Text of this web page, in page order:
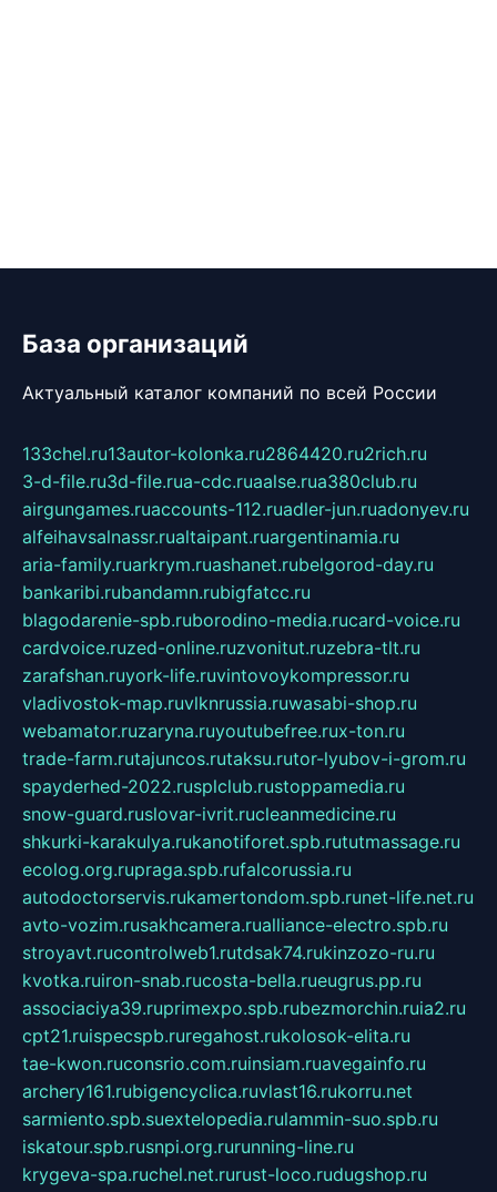
База организаций
Актуальный каталог компаний по всей России
133chel.ru13autor-kolonka.ru2864420.ru2rich.ru
3-d-file.ru3d-file.rua-cdc.ruaalse.rua380club.ru
airgungames.ruaccounts-112.ruadler-jun.ruadonyev.ru
alfeihavsalnassr.rualtaipant.ruargentinamia.ru
aria-family.ruarkrym.ruashanet.rubelgorod-day.ru
bankaribi.rubandamn.rubigfatcc.ru
blagodarenie-spb.ruborodino-media.rucard-voice.ru
cardvoice.ruzed-online.ruzvonitut.ruzebra-tlt.ru
zarafshan.ruyork-life.ruvintovoykompressor.ru
vladivostok-map.ruvlknrussia.ruwasabi-shop.ru
webamator.ruzaryna.ruyoutubefree.rux-ton.ru
trade-farm.rutajuncos.rutaksu.rutor-lyubov-i-grom.ru
spayderhed-2022.rusplclub.rustoppamedia.ru
snow-guard.ruslovar-ivrit.rucleanmedicine.ru
shkurki-karakulya.rukanotiforet.spb.rututmassage.ru
ecolog.org.rupraga.spb.rufalcorussia.ru
autodoctorservis.rukamertondom.spb.runet-life.net.ru
avto-vozim.rusakhcamera.rualliance-electro.spb.ru
stroyavt.rucontrolweb1.rutdsak74.rukinzozo-ru.ru
kvotka.ruiron-snab.rucosta-bella.rueugrus.pp.ru
associaciya39.ruprimexpo.spb.rubezmorchin.ruia2.ru
cpt21.ruispecspb.ruregahost.rukolosok-elita.ru
tae-kwon.ruconsrio.com.ruinsiam.ruavegainfo.ru
archery161.rubigencyclica.ruvlast16.rukorru.net
sarmiento.spb.suextelopedia.rulammin-suo.spb.ru
iskatour.spb.rusnpi.org.rurunning-line.ru
krygeva-spa.ruchel.net.rurust-loco.rudugshop.ru